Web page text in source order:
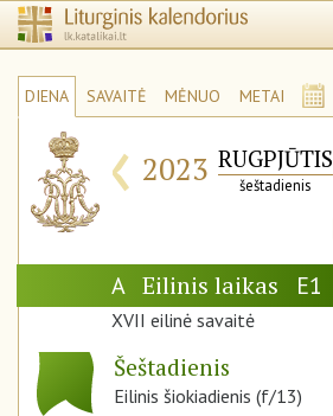
DIENA SAVAITĖ MĖNUO METAI
‹ 2023 RUGPJŪTIS
šeštadienis
A Eilinis laikas E1
XVII eilinė savaitė
Šeštadienis
Eilinis šiokiadienis (f/13)